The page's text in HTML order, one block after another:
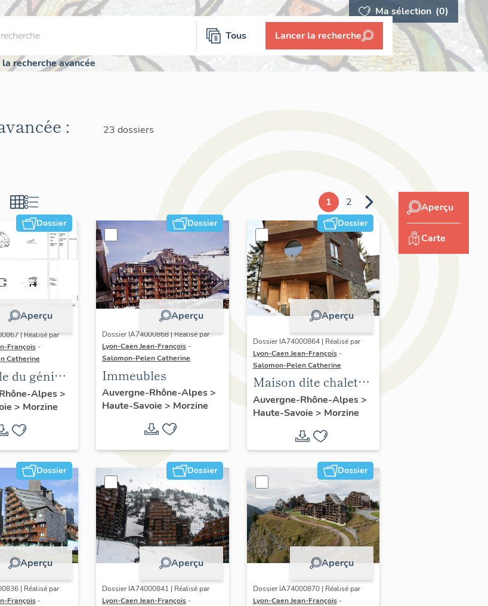
Ma sélection (0)
Tous Lancer la recherche
recherche avancée
: 23 dossiers
1 2
Dossier
Aperçu
| Réalisé par
François -
Catherine
du génie
;
; salle
Alpes>
> Morzine
Dossier
Aperçu
Dossier IA74000868 | Réalisé par
Lyon-Caen Jean-François -
Salomon-Pelen Catherine
Immeubles
Auvergne-Rhône-Alpes>
Haute-Savoie > Morzine
Dossier
Aperçu
Dossier IA74000864 | Réalisé par
Lyon-Caen Jean-François -
Salomon-Pelen Catherine
Maison dite chalet
Yacca
Auvergne-Rhône-Alpes>
Haute-Savoie > Morzine
Dossier
Aperçu
| Réalisé par
François -
Dossier
Aperçu
Dossier IA74000841 | Réalisé par
Lyon-Caen Jean-François -
Dossier
Aperçu
Dossier IA74000870 | Réalisé par
Lyon-Caen Jean-François -
Aperçu
Carte